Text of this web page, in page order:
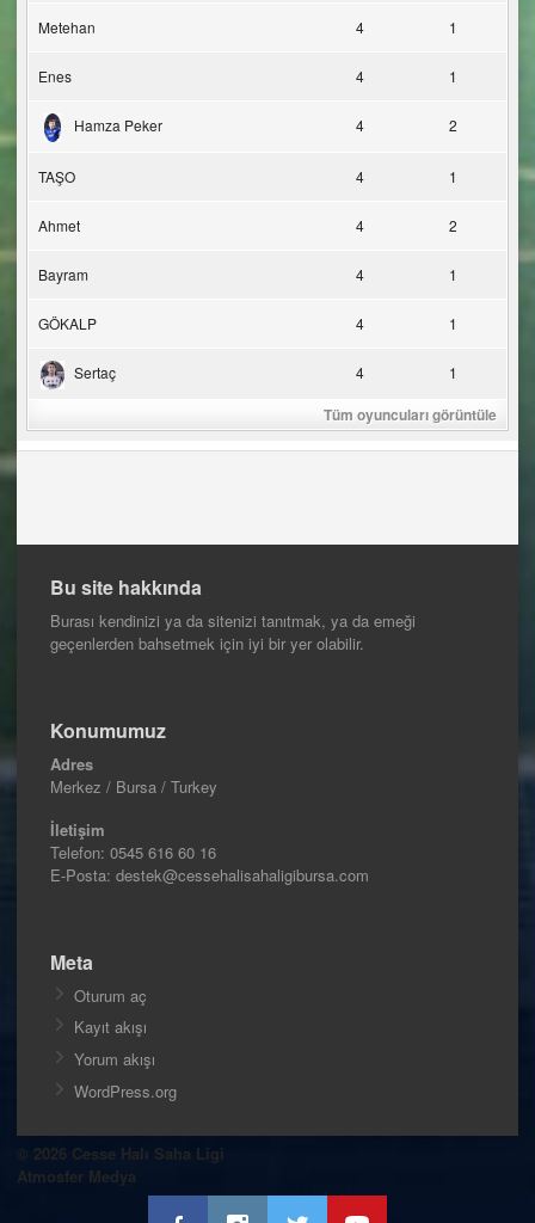
Metehan 4 1
Enes 4 1
Hamza Peker 4 2
TAŞO 4 1
Ahmet 4 2
Bayram 4 1
GÖKALP 4 1
Sertaç 4 1
Tüm oyuncuları görüntüle
Bu site hakkında
Burası kendinizi ya da sitenizi tanıtmak, ya da emeği
geçenlerden bahsetmek için iyi bir yer olabilir.
Konumumuz
Adres
Merkez / Bursa / Turkey
İletişim
Telefon: 0545 616 60 16
E-Posta: destek@cessehalisahaligibursa.com
Meta
Oturum aç
Kayıt akışı
Yorum akışı
WordPress.org
© 2026 Cesse Halı Saha Ligi
Atmosfer Medya